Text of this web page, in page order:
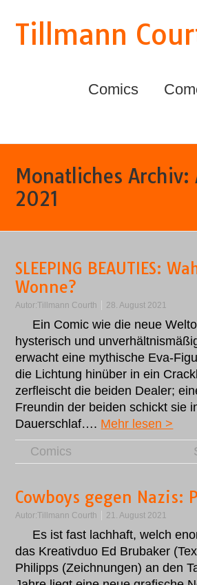
Tillmann
Comics
Monatliches Archiv:
2021
SLEEPING BEAUTIES:
Wonne?
Autor:Tillmann Courth 28. August 2021
Ein Comic wie die neue
hysterisch und
erwacht eine mythische Eva-
die Lichtung hinüber in ein
zerfleischt die beiden Dealer;
Freundin der beiden schickt sie
Dauerschlaf…. Mehr lesen >
Comics
Cowboys gegen Nazis:
Autor:Tillmann Courth 21. August 2021
Es ist fast lachhaft, welch
das Kreativduo Ed Brubaker
Philipps (Zeichnungen) an den